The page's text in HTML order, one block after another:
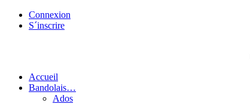
Connexion
S´inscrire
Accueil
Bandolais…
Ados